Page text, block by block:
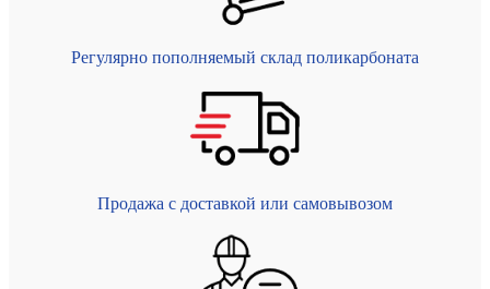
Регулярно пополняемый склад поликарбоната
Продажа с доставкой или самовывозом